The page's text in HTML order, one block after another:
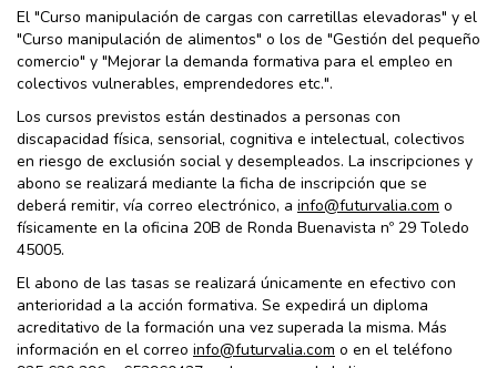
El "Curso manipulación de cargas con carretillas elevadoras" y el
"Curso manipulación de alimentos" o los de "Gestión del pequeño
comercio" y "Mejorar la demanda formativa para el empleo en
colectivos vulnerables, emprendedores etc.".
Los cursos previstos están destinados a personas con
discapacidad física, sensorial, cognitiva e intelectual, colectivos
en riesgo de exclusión social y desempleados. La inscripciones y
abono se realizará mediante la ficha de inscripción que se
deberá remitir, vía correo electrónico, a info@futurvalia.com o
físicamente en la oficina 20B de Ronda Buenavista nº 29 Toledo
45005.
El abono de las tasas se realizará únicamente en efectivo con
anterioridad a la acción formativa. Se expedirá un diploma
acreditativo de la formación una vez superada la misma. Más
información en el correo info@futurvalia.com o en el teléfono